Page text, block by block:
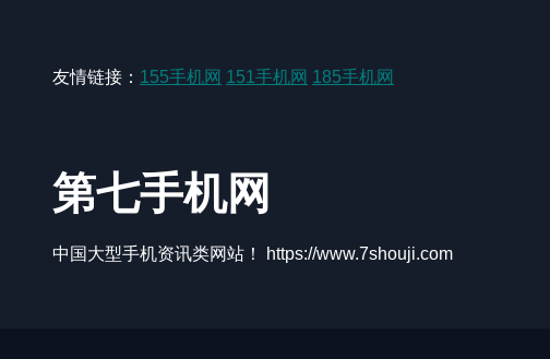
友情链接： 155手机网 151手机网 185手机网
第七手机网
中国大型手机资讯类网站！ https://www.7shouji.com